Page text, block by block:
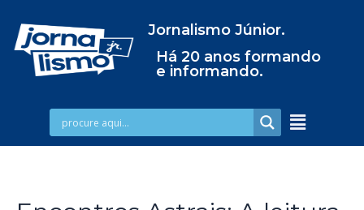
Jornalismo Júnior.
Há 20 anos formando
e informando.